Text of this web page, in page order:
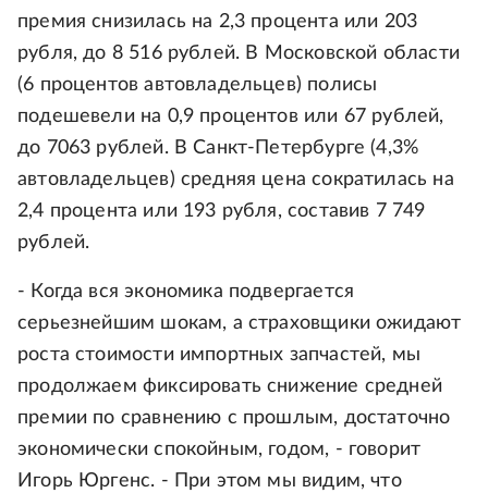
премия снизилась на 2,3 процента или 203
рубля, до 8 516 рублей. В Московской области
(6 процентов автовладельцев) полисы
подешевели на 0,9 процентов или 67 рублей,
до 7063 рублей. В Санкт-Петербурге (4,3%
автовладельцев) средняя цена сократилась на
2,4 процента или 193 рубля, составив 7 749
рублей.
- Когда вся экономика подвергается
серьезнейшим шокам, а страховщики ожидают
роста стоимости импортных запчастей, мы
продолжаем фиксировать снижение средней
премии по сравнению с прошлым, достаточно
экономически спокойным, годом, - говорит
Игорь Юргенс. - При этом мы видим, что